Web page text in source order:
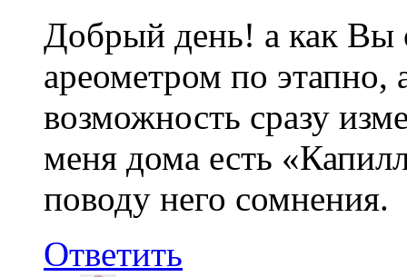
Добрый день! а как Вы
ареометром по этапно,
возможность сразу
меня дома есть
поводу него сомнения.
Ответить